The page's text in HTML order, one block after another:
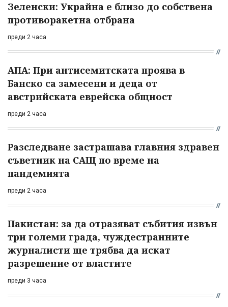
Зеленски: Украйна е близо до собствена
противоракетна отбрана
преди 2 часа
АПА: При антисемитската проява в
Банско са замесени и деца от
австрийската еврейска общност
преди 2 часа
Разследване застрашава главния здравен
съветник на САЩ по време на
пандемията
преди 2 часа
Пакистан: за да отразяват събития извън
три големи града, чуждестранните
журналисти ще трябва да искат
разрешение от властите
преди 3 часа